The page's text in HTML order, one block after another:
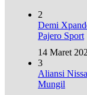
2
Demi
Pajero Sport
14 Maret
3
Aliansi
Mungil